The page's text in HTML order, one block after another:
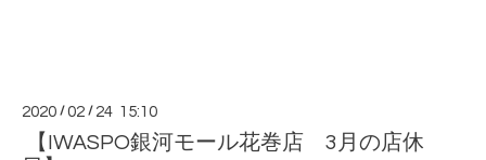
2020 /02 / 24 15:10
【IWASPO銀河モール花巻店 3月の店休